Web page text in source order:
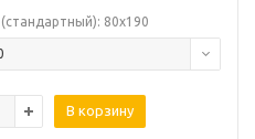
80х190
В корзину